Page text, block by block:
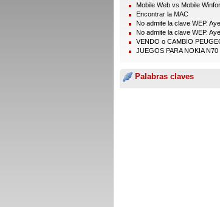
Mobile Web vs Mobile
Encontrar la MAC
No admite la clave WEP.
No admite la clave WEP.
VENDO o CAMBIO
JUEGOS PARA NOKIA N70
Palabras claves